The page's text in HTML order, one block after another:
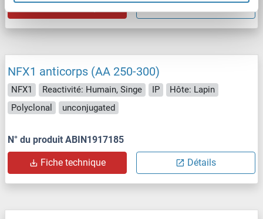
NFX1 anticorps (AA 250-300)
NFX1 Reactivité: Humain, Singe IP
Hôte: Lapin
Polyclonal
unconjugated
N° du produit ABIN1917185
Fiche technique Détails